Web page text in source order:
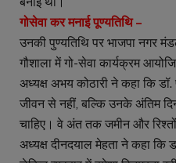
गोसेवा कर मनाई पूण्यतिथि –
उनकी पुण्यतिथि पर भाजपा नगर
गौशाला में गो-सेवा कार्यक्रम
अध्यक्ष अभय कोठारी ने कहा कि
जीवन से नहीं, बल्कि उनके अंतिम
चाहिए। वे अंत तक जमीन और
अध्यक्ष दीनदयाल मेहता ने कहा कि